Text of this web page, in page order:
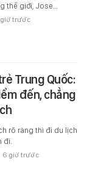
thế giới, Jose…
trước
Trung Quốc:
đến, chẳng
rõ ràng thì đi du lịch
đi.
6 giờ trước